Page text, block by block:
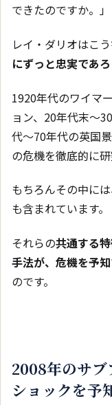
できたのですか。」
レイ・ダリオはこ
にずっと忠実であろ
1920年代のワイマ
ョン、20年代末〜
代〜70年代の英国
の危機を徹底的に研
もちろんその中に
も含まれています。
それらの共通する
手法が、危機を予
のです。
2008年のサ
ショックを予